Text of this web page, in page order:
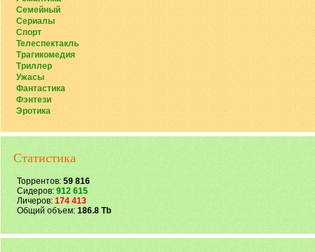
Семейный
Сериалы
Спорт
Телеспектакль
Трагикомедия
Триллер
Ужасы
Фантастика
Фэнтези
Эротика
Статистика
Торрентов: 59 816
Сидеров: 912 615
Личеров: 174 413
Общий объем: 186.8 Tb